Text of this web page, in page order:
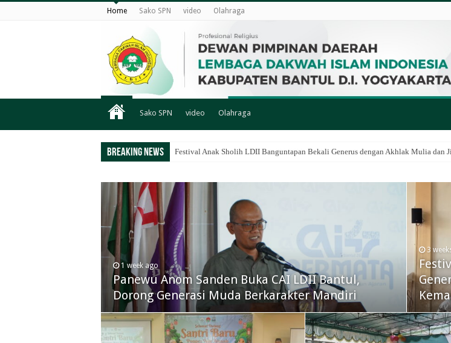
Home Sako SPN video Olahraga
Sako SPN video Olahraga
Breaking News Festival Anak Sholih LDII Banguntapan Bekali Generus dengan Akhlak Mulia dan
1 week ago
Panewu Anom Sanden Buka CAI LDII Bantul,
Dorong Generasi Muda Berkarakter Mandiri
3